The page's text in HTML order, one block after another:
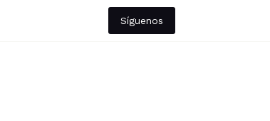
Síguenos